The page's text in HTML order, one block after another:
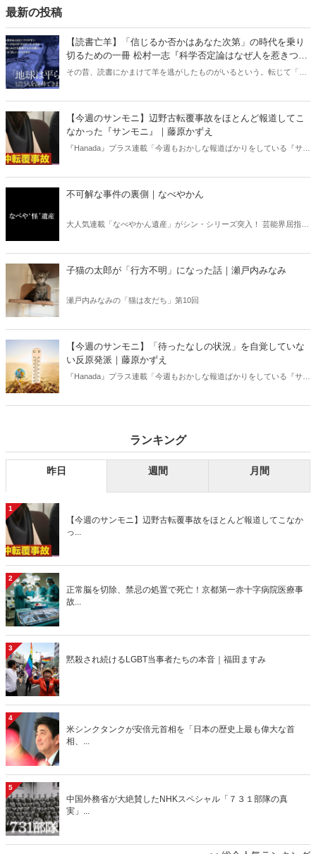
最新の投稿
【読書亡羊】「信じるか否かはあなた次第」の時代を乗り
切るための一冊 松村一志『科学否定論はなぜ人を惹きつけ
るのか』（ちくま新書）｜梶原麻衣子
その昔、読書にかまけて羊を逃がしたものがいるという。転じて「読
ある。元月刊『Hanada』編集部員のライター・梶原がお送りする時事
書評！
【今週のサンモニ】辺野古転覆事故をほとんど報道してこ
なかった『サンモニ』｜藤原かずえ
『Hanada』プラス連載「今週もおかしな報道ばかりをしている『サン
不可解な事件の裏側｜なべやかん
大人気連載「なべやかん遺産」がシン・シリーズ突入！ 芸能界屈指の
信じるか信じないかは、あなた次第！ 芸能ニュース
子猫の太郎が「行方不明」になった話｜瀬戸内みなみ
瀬戸内みなみの「猫は友だち」第10回
【今週のサンモニ】「待ったなしの状況」を自覚していな
い反原発派｜藤原かずえ
『Hanada』プラス連載「今週もおかしな報道ばかりをしている『サン
ランキング
昨日 週間 月間
1
【今週のサンモニ】辺野古転覆事故をほとんど報道してこなか
っ...
2
正常脳を切除、禁忌の処置で死亡！京都第一赤十字病院医療事
故...
3
黙殺され続けるLGBT当事者たちの本音｜福田ますみ
4
米シンクタンクが安倍元首相を「日本の歴史上最も偉大な首
相、...
5
中国外務省が大絶賛したNHKスペシャル「７３１部隊の真
実」...